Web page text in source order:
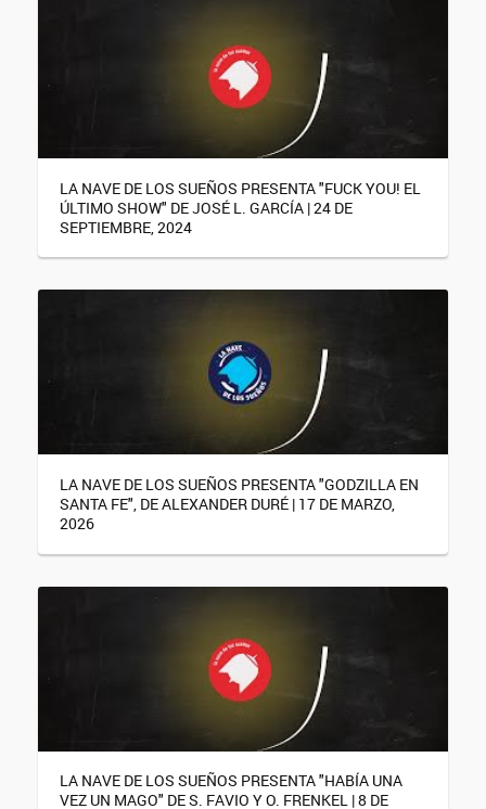
LA NAVE DE LOS SUEÑOS PRESENTA "FUCK YOU! EL
ÚLTIMO SHOW" DE JOSÉ L. GARCÍA | 24 DE
SEPTIEMBRE, 2024
LA NAVE DE LOS SUEÑOS PRESENTA "GODZILLA EN
SANTA FE", DE ALEXANDER DURÉ | 17 DE MARZO,
2026
LA NAVE DE LOS SUEÑOS PRESENTA "HABÍA UNA
VEZ UN MAGO" DE S. FAVIO Y O. FRENKEL | 8 DE